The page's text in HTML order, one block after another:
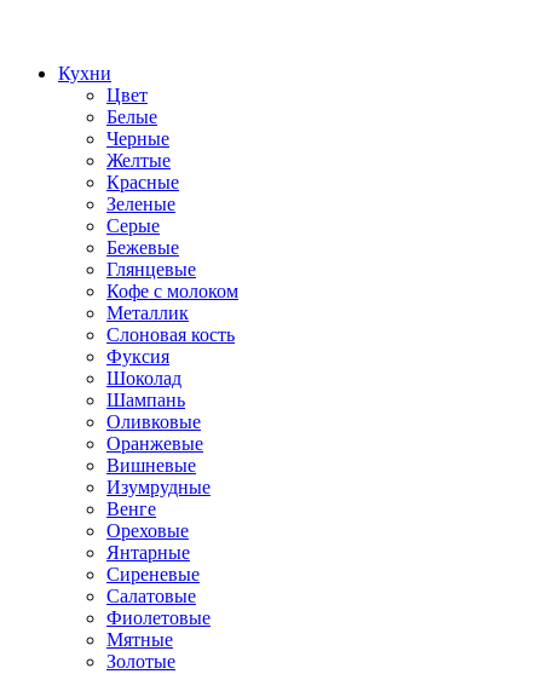
Кухни
Цвет
Белые
Черные
Желтые
Красные
Зеленые
Серые
Бежевые
Глянцевые
Кофе с молоком
Металлик
Слоновая кость
Фуксия
Шоколад
Шампань
Оливковые
Оранжевые
Вишневые
Изумрудные
Венге
Ореховые
Янтарные
Сиреневые
Салатовые
Фиолетовые
Мятные
Золотые